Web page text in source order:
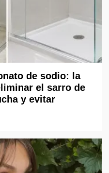
de sodio: la
el sarro de
y evitar